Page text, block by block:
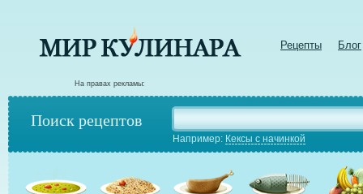
Рецепты Блог
На правах рекламы:
Поиск рецептов
Например: Кексы с начинкой